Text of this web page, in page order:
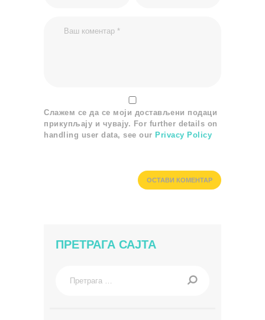
Слажем се да се моји достављени подаци
прикупљају и чувају. For further details on
handling user data, see our Privacy Policy
ПРЕТРАГА САЈТА